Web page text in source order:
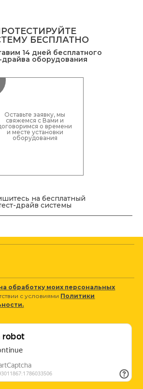
БЕСПЛАТНО
14 дней бесплатного
драйва оборудования
Оставьте заявку, мы
свяжемся с Вами и
о времени
и месте установки
оборудования
на бесплатный
драйв системы
обработку моих персональных
с условиями Политики